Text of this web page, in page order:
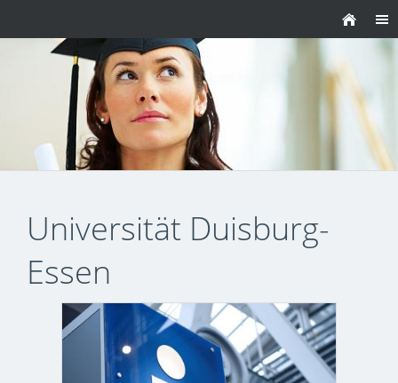
Universität Duisburg-
Essen